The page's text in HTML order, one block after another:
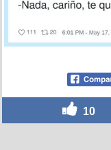
10